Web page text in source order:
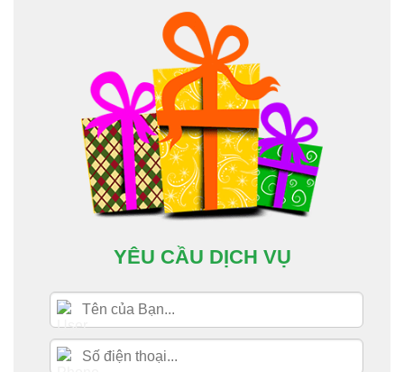
YÊU CẦU DỊCH VỤ